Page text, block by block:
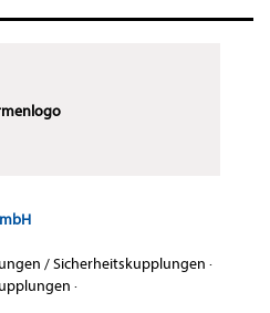
/ Sicherheitskupplungen ·
·